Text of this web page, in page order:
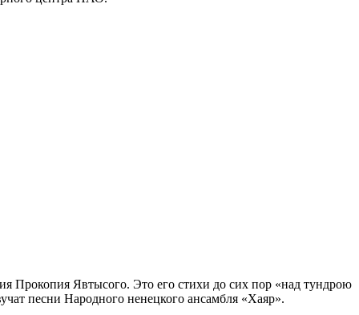
Прокопия Явтысого. Это его стихи до сих пор «над тундрою
песни Народного ненецкого ансамбля «Хаяр».